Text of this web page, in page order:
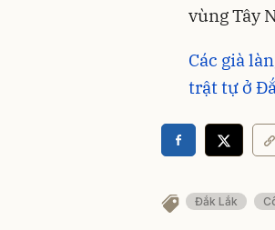
vùng Tây
Các già
trật tự ở
Đắk Lắk